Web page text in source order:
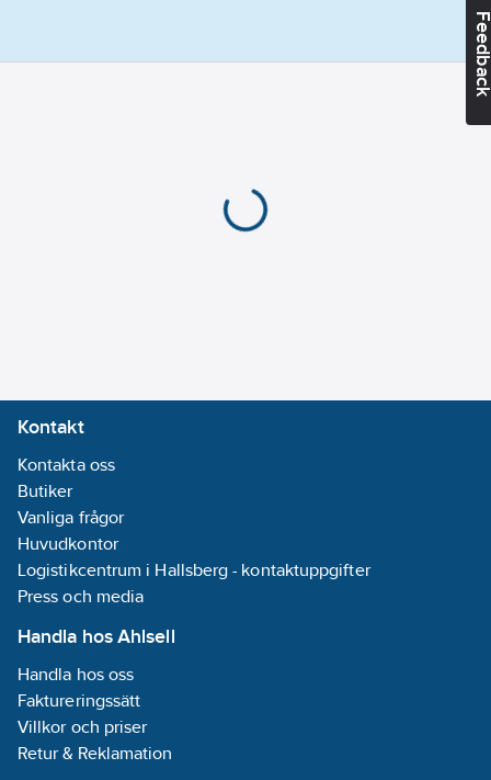
Kontakt
Kontakta oss
Butiker
Vanliga frågor
Huvudkontor
Logistikcentrum i Hallsberg - kontaktuppgifter
Press och media
Handla hos Ahlsell
Handla hos oss
Faktureringssätt
Villkor och priser
Retur & Reklamation